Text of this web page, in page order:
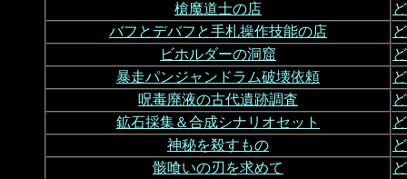
槍魔道士の店
バフとデバフと手札操作技能の店
ビホルダーの洞窟
暴走パンジャンドラム破壊依頼
呪毒廃液の古代遺跡調査
鉱石採集＆合成シナリオセット
神秘を殺すもの
骸喰いの刃を求めて